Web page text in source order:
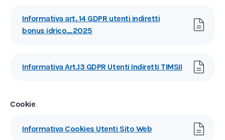
Informativa art. 14 GDPR utenti indiretti
bonus idrico_2025
Informativa Art.13 GDPR Utenti Indiretti TIMSII
Cookie
Informativa Cookies Utenti Sito Web